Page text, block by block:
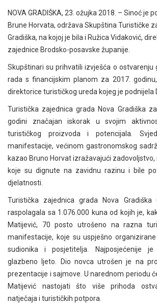
NOVA GRADIŠKA, 23. ožujka 2018. – Sinoć je
Brune Horvata, održava Skupština Turističke
Gradiška, na kojoj je bila i Ružica Vidaković,
zajednice Brodsko-posavske županije.
Skupštinari su prihvatili izvješća o ostvarenju
rada s financijskim planom za 2017.
direktorice turističkog ureda kojeg je podnijela
Turistička zajednica grada Nova Gradiška
godini značajan iskorak u svojim
turističkog proizvoda i potencijala.
manifestacije, većinom gastronomskog
kazao Bruno Horvat izražavajući zadovoljstvo,
koje su dignute na zavidnu razinu i bile
djelatnosti.
Turistička zajednica grada Nova
raspolagala sa 1.076.000 kuna od kojih je,
Matijević, 70 posto utrošeno na razna
manifestacije, koje su uspješno
sudionika i posjetitelja. Najposjećenije je
glazbeno ljeto. Dio novca utrošen je na
prezentacije i sajmove. U narednom periodu
Matijević nastojati što više prihoda
natječaja i turističkih potpora.